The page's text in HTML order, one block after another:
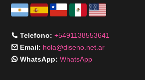
Telefono: +5491138553641
Email: hola@diseno.net.ar
WhatsApp: WhatsApp